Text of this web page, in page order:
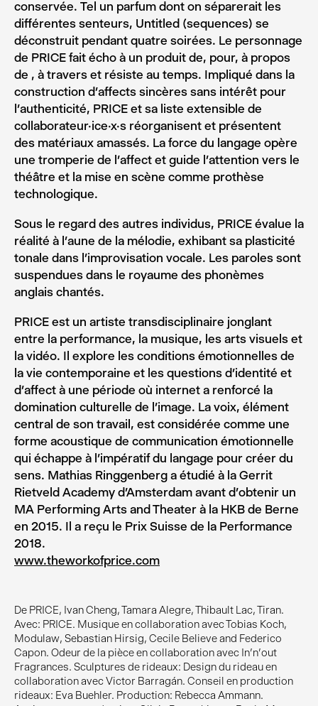
De PRICE, Ivan Cheng, Tamara Alegre, Thibault Lac, Tiran.
Avec: PRICE. Musique en collaboration avec Tobias Koch,
Modulaw, Sebastian Hirsig, Cecile Believe and Federico
Capon. Odeur de la pièce en collaboration avec In'n'out
Fragrances. Sculptures de rideaux: Design du rideau en
collaboration avec Victor Barragán. Conseil en production
rideaux: Eva Buehler. Production: Rebecca Ammann.
conservée. Tel un parfum dont on séparerait les
différentes senteurs, Untitled (sequences) se
déconstruit pendant quatre soirées. Le personnage
de PRICE fait écho à un produit de, pour, à propos
de , à travers et résiste au temps. Impliqué dans la
construction d’affects sincères sans intérêt pour
l’authenticité, PRICE et sa liste extensible de
collaborateur·ice·x·s réorganisent et présentent
des matériaux amassés. La force du langage opère
une tromperie de l’affect et guide l’attention vers le
théâtre et la mise en scène comme prothèse
technologique.
Sous le regard des autres individus, PRICE évalue la
réalité à l’aune de la mélodie, exhibant sa plasticité
tonale dans l’improvisation vocale. Les paroles sont
suspendues dans le royaume des phonèmes
anglais chantés.
PRICE est un artiste transdisciplinaire jonglant
entre la performance, la musique, les arts visuels et
la vidéo. Il explore les conditions émotionnelles de
la vie contemporaine et les questions d’identité et
d’affect à une période où internet a renforcé la
domination culturelle de l’image. La voix, élément
central de son travail, est considérée comme une
forme acoustique de communication émotionnelle
qui échappe à l’impératif du langage pour créer du
sens. Mathias Ringgenberg a étudié à la Gerrit
Rietveld Academy d’Amsterdam avant d’obtenir un
MA Performing Arts and Theater à la HKB de Berne
en 2015. Il a reçu le Prix Suisse de la Performance
2018.
www.theworkofprice.com